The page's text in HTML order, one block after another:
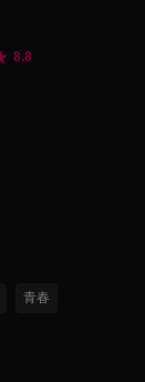
8.8
青春